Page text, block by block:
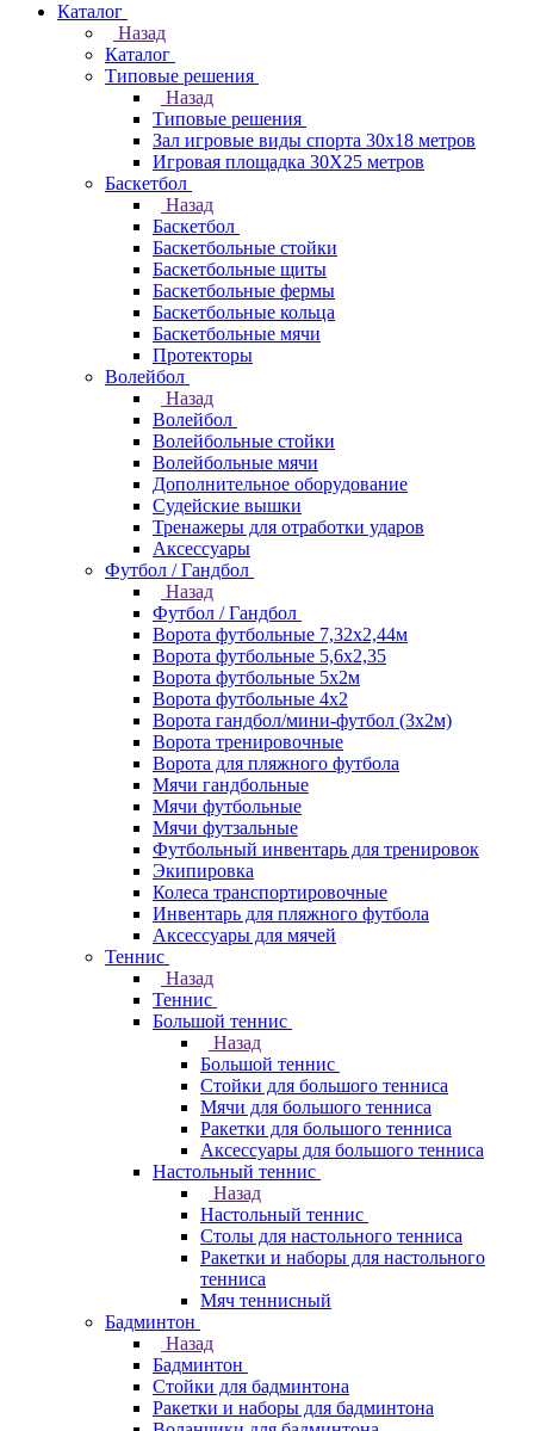
Каталог
Назад
Каталог
Типовые решения
Назад
Типовые решения
Зал игровые виды спорта 30x18 метров
Игровая площадка 30Х25 метров
Баскетбол
Назад
Баскетбол
Баскетбольные стойки
Баскетбольные щиты
Баскетбольные фермы
Баскетбольные кольца
Баскетбольные мячи
Протекторы
Волейбол
Назад
Волейбол
Волейбольные стойки
Волейбольные мячи
Дополнительное оборудование
Судейские вышки
Тренажеры для отработки ударов
Аксессуары
Футбол / Гандбол
Назад
Футбол / Гандбол
Ворота футбольные 7,32х2,44м
Ворота футбольные 5,6х2,35
Ворота футбольные 5х2м
Ворота футбольные 4х2
Ворота гандбол/мини-футбол (3х2м)
Ворота тренировочные
Ворота для пляжного футбола
Мячи гандбольные
Мячи футбольные
Мячи футзальные
Футбольный инвентарь для тренировок
Экипировка
Колеса транспортировочные
Инвентарь для пляжного футбола
Аксессуары для мячей
Теннис
Назад
Теннис
Большой теннис
Назад
Большой теннис
Стойки для большого тенниса
Мячи для большого тенниса
Ракетки для большого тенниса
Аксессуары для большого тенниса
Настольный теннис
Назад
Настольный теннис
Столы для настольного тенниса
Ракетки и наборы для настольного
тенниса
Мяч теннисный
Бадминтон
Назад
Бадминтон
Стойки для бадминтона
Ракетки и наборы для бадминтона